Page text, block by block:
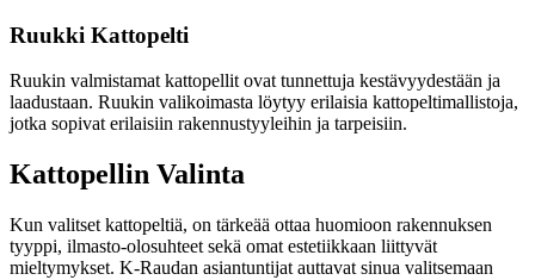
Ruukki Kattopelti
Ruukin valmistamat kattopellit ovat tunnettuja kestävyydestään ja
laadustaan. Ruukin valikoimasta löytyy erilaisia kattopeltimallistoja,
jotka sopivat erilaisiin rakennustyyleihin ja tarpeisiin.
Kattopellin Valinta
Kun valitset kattopeltiä, on tärkeää ottaa huomioon rakennuksen
tyyppi, ilmasto-olosuhteet sekä omat estetiikkaan liittyvät
mieltymykset. K-Raudan asiantuntijat auttavat sinua valitsemaan